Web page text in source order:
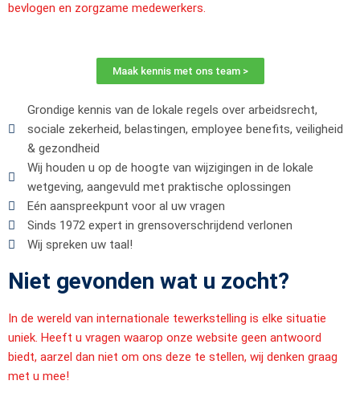
bevlogen en zorgzame medewerkers.
Maak kennis met ons team >
Grondige kennis van de lokale regels over arbeidsrecht,
sociale zekerheid, belastingen, employee benefits, veiligheid
& gezondheid
Wij houden u op de hoogte van wijzigingen in de lokale
wetgeving, aangevuld met praktische oplossingen
Eén aanspreekpunt voor al uw vragen
Sinds 1972 expert in grensoverschrijdend verlonen
Wij spreken uw taal!
Niet gevonden wat u zocht?
In de wereld van internationale tewerkstelling is elke situatie
uniek. Heeft u vragen waarop onze website geen antwoord
biedt, aarzel dan niet om ons deze te stellen, wij denken graag
met u mee!